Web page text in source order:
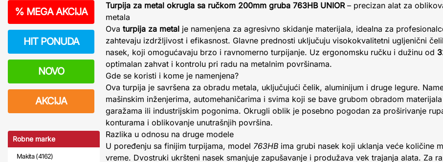
% MEGA AKCIJA
HIT PONUDA
NOVO
AKCIJA
Robne marke
Makita (4162)
Turpija za metal okrugla sa ručkom 200mm gruba 763HB UNIOR– precizan alat za
metala
Ova turpija za metal je namenjena za agresivno skidanje materijala, idealna za
zahtevaju izdržljivost i efikasnost. Glavne prednosti uključuju visokokvalitetni ugljenični
nasek, koji omogućavaju brzo i ravnomerno turpijanje. Uz ergonomsku ručku i dužinu od
optimalan zahvat i kontrolu pri radu na metalnim površinama.
Gde se koristi i kome je namenjena?
Ova turpija je savršena za obradu metala, uključujući čelik, aluminijum i druge legure.
mašinskim inženjerima, automehaničarima i svima koji se bave grubom obradom
garažama ili industrijskim pogonima. Okrugli oblik je posebno pogodan za proširivanje
konturama i oblikovanje unutrašnjih površina.
Razlika u odnosu na druge modele
U poređenju sa finijim turpijama, model 763HB ima grubi nasek koji uklanja veće količine
vreme. Dvostruki ukršteni nasek smanjuje zapušavanje i produžava vek trajanja alata. Za